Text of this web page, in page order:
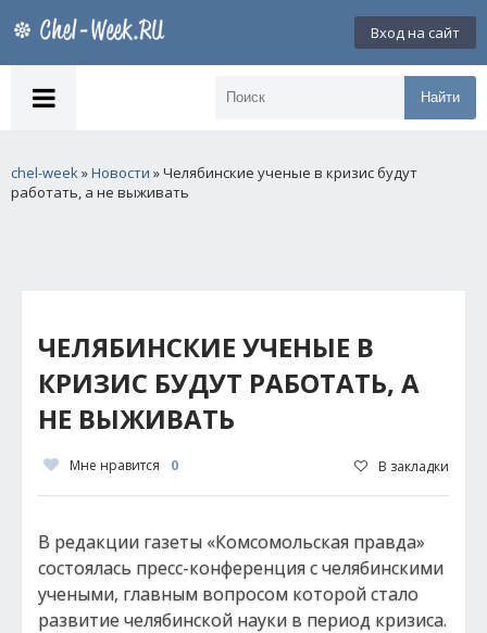
Вход на сайт
Найти
chel-week»Новости » Челябинские ученые в кризис будут
работать, а не выживать
ЧЕЛЯБИНСКИЕ УЧЕНЫЕ В
КРИЗИС БУДУТ РАБОТАТЬ, А
НЕ ВЫЖИВАТЬ
Мне нравится 0 В закладки
В редакции газеты «Комсомольская правда»
состоялась пресс-конференция с челябинскими
учеными, главным вопросом которой стало
развитие челябинской науки в период кризиса.